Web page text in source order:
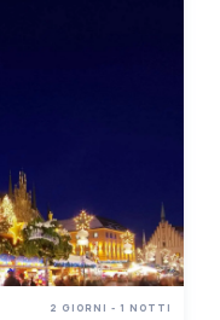
2 GIORNI - 1 NOTTI